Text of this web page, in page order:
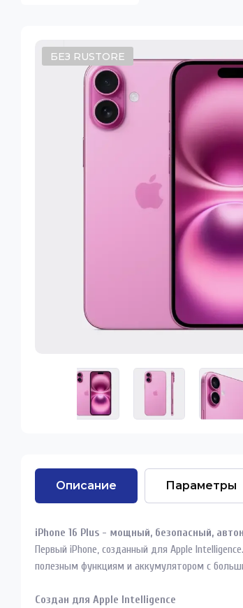
БЕЗ RUSTORE
Описание Параметры
iPhone 16 Plus - мощный, безопасный,
Первый iPhone, созданный для Apple
полезным функциям и аккумулятором с
Создан для Apple Intelligence